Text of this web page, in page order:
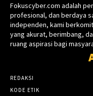
Fokuscyber.com adalah
profesional, dan berdaya
independen, kami
yang akurat, berimbang,
ruang aspirasi bagi
REDAKSI
KODE ETIK